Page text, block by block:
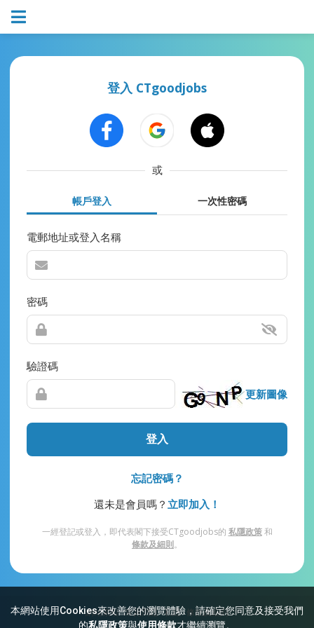
本網站使用Cookies來改善您的瀏覽體驗，請確定您同意及接受我們
的私隱政策與使用條款才繼續瀏覽。
登入 CTgoodjobs
或
帳戶登入 一次性密碼
電郵地址或登入名稱
密碼
驗證碼
更新圖像
登入
忘記密碼？
還未是會員嗎？ 立即加入！
一經登記或登入，即代表閣下接受CTgoodjobs的 私隱政策和
條款及細則。
網站索引 常見問題 私隱 條款及細則